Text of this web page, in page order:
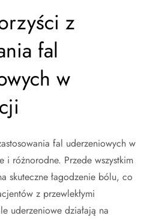
z
fal
w
fal uderzeniowych w
i różnorodne. Przede wszystkim
skuteczne łagodzenie bólu, co
z przewlekłymi
uderzeniowe działają na